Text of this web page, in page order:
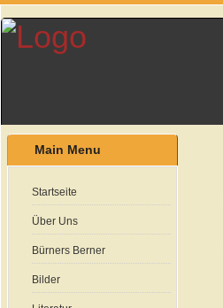
Main Menu
Startseite
Über Uns
Bürners Berner
Bilder